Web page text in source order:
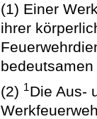
(1) Einer
ihrer
(2) 1Die Aus-